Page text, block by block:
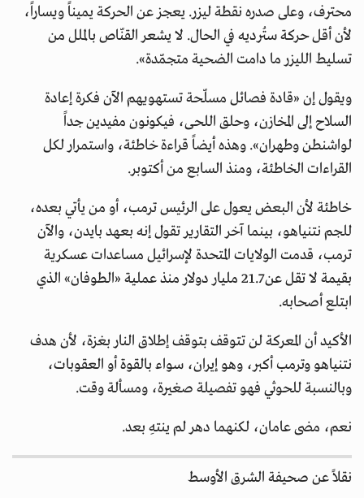
محترف، وعلى صدره نقطة ليزر. يعجز عن الحركة يميناً ويساراً،
لأن أقل حركة ستُرديه في الحال. لا يشعر القنّاص بالملل من
تسليط الليزر ما دامت الضحية متجمّدة».
ويقول إن «قادة فصائل مسلّحة تستهويهم الآن فكرة إعادة
السلاح إلى المخازن، وحلق اللحى، فيكونون مفيدين جداً
لواشنطن وطهران». وهذه أيضاً قراءة خاطئة، واستمرار لكل
القراءات الخاطئة، ومنذ السابع من أكتوبر.
خاطئة لأن البعض يعول على الرئيس ترمب، أو من يأتي بعده،
للجم نتنياهو، بينما آخر التقارير تقول إنه بعهد بايدن، والآن
ترمب، قدمت الولايات المتحدة لإسرائيل مساعدات عسكرية
بقيمة لا تقل عن 21.7 مليار دولار منذ عملية «الطوفان» الذي
ابتلع أصحابه.
الأكيد أن المعركة لن تتوقف بتوقف إطلاق النار بغزة، لأن هدف
نتنياهو وترمب أكبر، وهو إيران، سواء بالقوة أو العقوبات،
وبالنسبة للحوثي فهو تفصيلة صغيرة، ومسألة وقت.
نعم، مضى عامان، لكنهما دهر لم ينتهِ بعد.
نقلاً عن صحيفة الشرق الأوسط